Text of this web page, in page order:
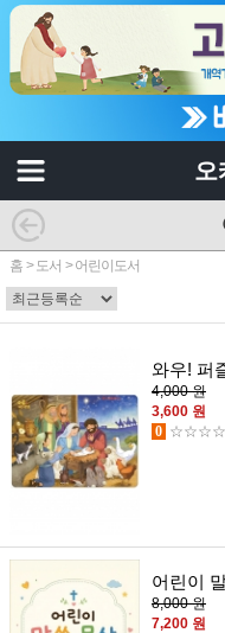
오
홈 >도서 >어린이도서
와우! 퍼
4,000 원
3,600 원
0
어린이
8,000 원
7,200 원